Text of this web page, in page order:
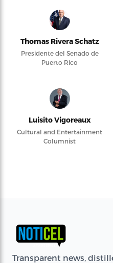
Thomas Rivera Schatz
Presidente del Senado de
Puerto Rico
Luisito Vigoreaux
Cultural and Entertainment
Columnist
Transparent news,